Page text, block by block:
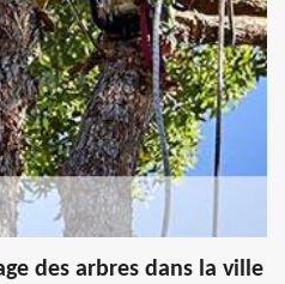
des arbres dans la ville